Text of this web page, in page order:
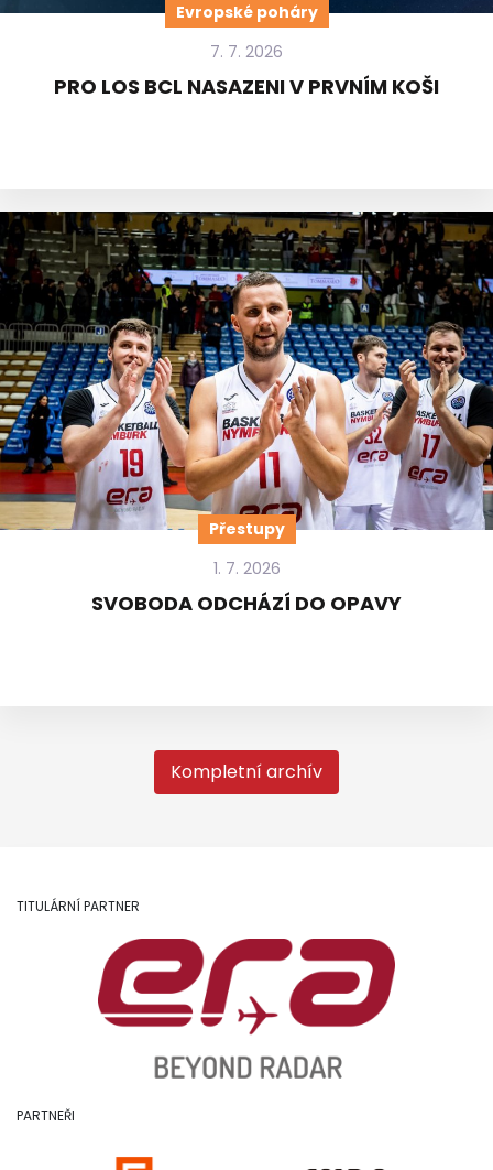
Evropské poháry
7. 7. 2026
PRO LOS BCL NASAZENI V PRVNÍM KOŠI
Přestupy
1. 7. 2026
SVOBODA ODCHÁZÍ DO OPAVY
Kompletní archív
TITULÁRNÍ PARTNER
PARTNEŘI